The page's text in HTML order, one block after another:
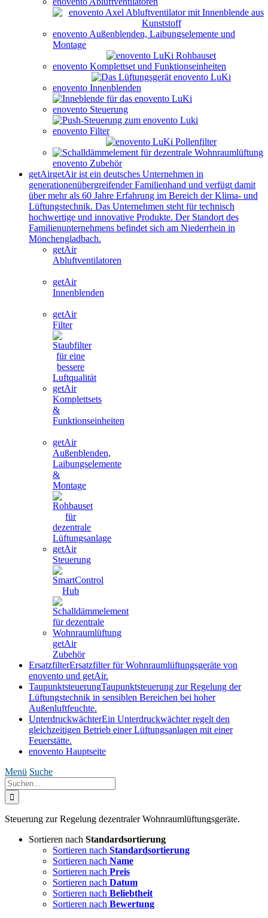
enovento Außenblenden, Laibungselemente und
Montage
enovento Komplettset und Funktionseinheiten
enovento Innenblenden
enovento Steuerung
enovento Filter
enovento Zubehör
getAirgetAir ist ein deutsches Unternehmen in
generationenübergreifender Familienhand und verfügt damit
über mehr als 60 Jahre Erfahrung im Bereich der Klima- und
Lüftungstechnik. Das Unternehmen steht für technisch
hochwertige und innovative Produkte. Der Standort des
Familienunternehmens befindet sich am Niederrhein in
Mönchengladbach.
getAir
Abluftventilatoren
getAir
Innenblenden
getAir
Filter
getAir
Komplettsets
&
Funktionseinheiten
getAir
Außenblenden,
Laibungselemente
&
Montage
getAir
Steuerung
getAir
Zubehör
ErsatzfilterErsatzfilter für Wohnraumlüftungsgeräte von
enovento und getAir.
TaupunktsteuerungTaupunktsteuerung zur Regelung der
Lüftungstechnik in sensiblen Bereichen bei hoher
Außenluftfeuchte.
UnterdruckwächterEin Unterdruckwächter regelt den
gleichzeitigen Betrieb einer Lüftungsanlagen mit einer
Feuerstätte.
enovento Hauptseite
Menü Suche
Suche
nach:
Steuerung zur Regelung dezentraler Wohnraumlüftungsgeräte.
Sortieren nach Standardsortierung
Sortieren nach Standardsortierung
Sortieren nach Name
Sortieren nach Preis
Sortieren nach Datum
Sortieren nach Beliebtheit
Sortieren nach Bewertung